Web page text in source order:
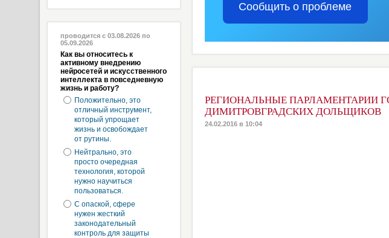
проводится с 03.08.2026 по
05.09.2026
Как вы относитесь к
активному внедрению
нейросетей и искусственного
интеллекта в повседневную
жизнь и работу?
Положительно, это
отличный инструмент,
который упрощает
жизнь и освобождает
от рутины.
Нейтрально, это
просто очередная
технология, которой
нужно научиться
пользоваться.
С опаской, сфере
нужен жесткий
законодательный
контроль для защиты
Сообщить о проблеме
РЕГИОНАЛЬНЫЕ ПАРЛАМЕНТАРИИ
ДИМИТРОВГРАДСКИХ ДОЛЬЩИКОВ
24.02.2016 в 10:04